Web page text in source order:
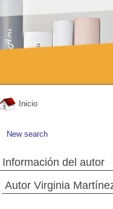
Inicio
New search
Información del autor
Autor Virginia